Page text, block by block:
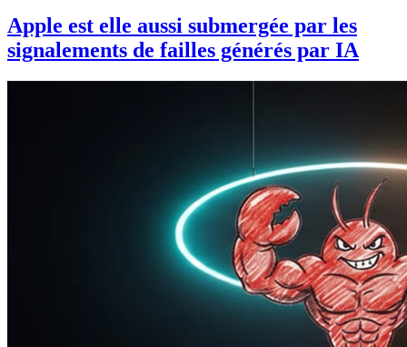
Apple est elle aussi submergée par les
signalements de failles générés par IA